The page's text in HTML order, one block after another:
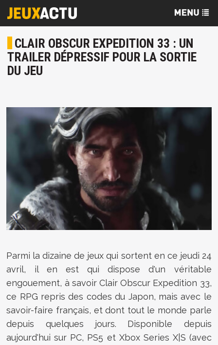
CLAIR OBSCUR EXPEDITION 33 : UN
TRAILER DÉPRESSIF POUR LA SORTIE
DU JEU
Parmi la dizaine de jeux qui sortent en ce jeudi 24
avril, il en est qui dispose d'un véritable
engouement, à savoir Clair Obscur Expedition 33,
ce RPG repris des codes du Japon, mais avec le
savoir-faire français, et dont tout le monde parle
depuis quelques jours. Disponible depuis
aujourd'hui sur PC, PS5 et Xbox Series X|S (avec